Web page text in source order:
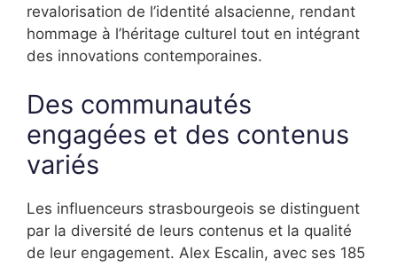
revalorisation de l’identité alsacienne, rendant
hommage à l’héritage culturel tout en intégrant
des innovations contemporaines.
Des communautés
engagées et des contenus
variés
Les influenceurs strasbourgeois se distinguent
par la diversité de leurs contenus et la qualité
de leur engagement. Alex Escalin, avec ses 185